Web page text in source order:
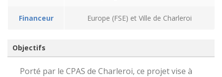
Financeur Europe (FSE) et Ville de Charleroi
Objectifs
Porté par le CPAS de Charleroi, ce projet vise à